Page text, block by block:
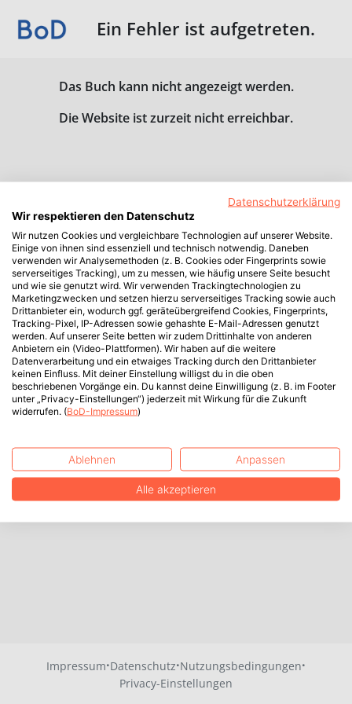
Ein Fehler ist aufgetreten.
Das Buch kann nicht angezeigt werden.
Die Website ist zurzeit nicht erreichbar.
Impressum·Datenschutz·Nutzungsbedingungen·
Privacy-Einstellungen
Datenschutzerklärung
Wir respektieren den Datenschutz
Wir nutzen Cookies und vergleichbare Technologien auf unserer Website.
Einige von ihnen sind essenziell und technisch notwendig. Daneben
verwenden wir Analysemethoden (z. B. Cookies oder Fingerprints sowie
serverseitiges Tracking), um zu messen, wie häufig unsere Seite besucht
und wie sie genutzt wird. Wir verwenden Trackingtechnologien zu
Marketingzwecken und setzen hierzu serverseitiges Tracking sowie auch
Drittanbieter ein, wodurch ggf. geräteübergreifend Cookies, Fingerprints,
Tracking-Pixel, IP-Adressen sowie gehashte E-Mail-Adressen genutzt
werden. Auf unserer Seite betten wir zudem Drittinhalte von anderen
Anbietern ein (Video-Plattformen). Wir haben auf die weitere
Datenverarbeitung und ein etwaiges Tracking durch den Drittanbieter
keinen Einfluss. Mit deiner Einstellung willigst du in die oben
beschriebenen Vorgänge ein. Du kannst deine Einwilligung (z. B. im Footer
unter „Privacy-Einstellungen“) jederzeit mit Wirkung für die Zukunft
widerrufen. (BoD-Impressum)
Ablehnen Anpassen
Alle akzeptieren